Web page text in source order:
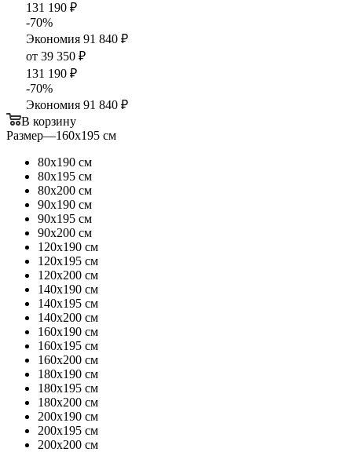
131 190 ₽
-70%
Экономия 91 840 ₽
от 39 350 ₽
131 190 ₽
-70%
Экономия 91 840 ₽
В корзину
Размер—160х195 см
80х190 см
80х195 см
80х200 см
90х190 см
90х195 см
90х200 см
120х190 см
120х195 см
120х200 см
140х190 см
140х195 см
140х200 см
160х190 см
160х195 см
160х200 см
180х190 см
180х195 см
180х200 см
200х190 см
200х195 см
200х200 см